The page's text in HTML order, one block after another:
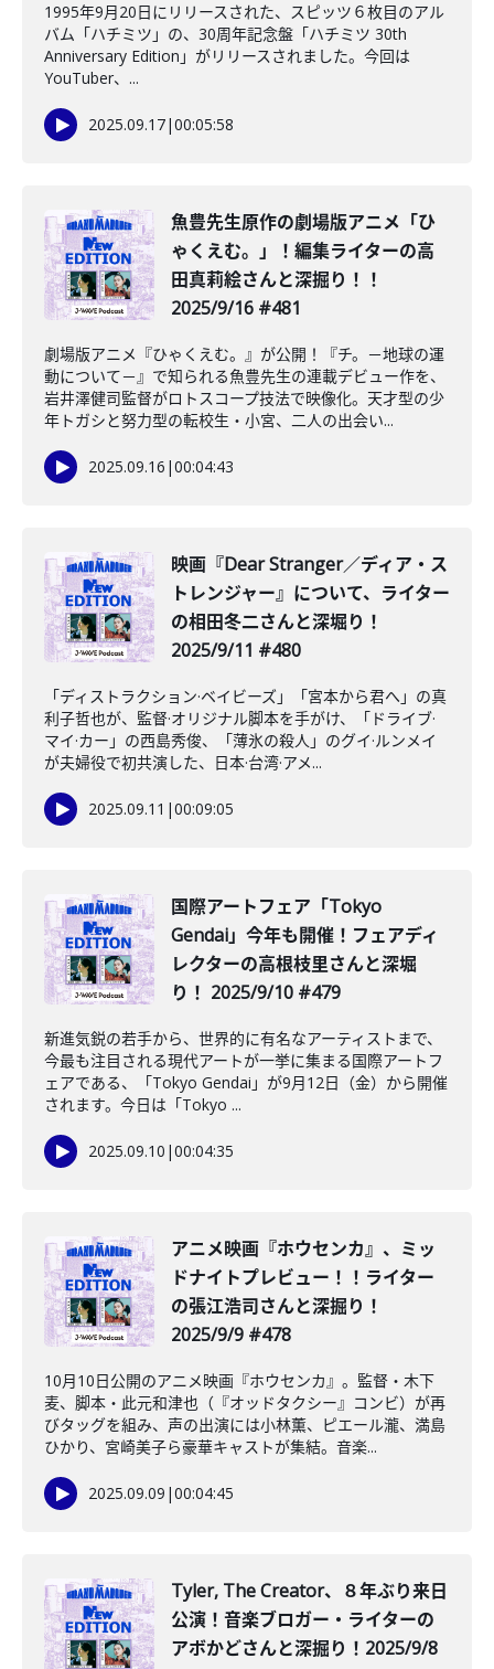
1995年9月20日にリリースされた、スピッツ６枚目のアル
バム「ハチミツ」の、30周年記念盤「ハチミツ 30th
Anniversary Edition」がリリースされました。今回は
YouTuber、...
2025.09.17|00:05:58
魚豊先生原作の劇場版アニメ「ひ
ゃくえむ。」！編集ライターの高
田真莉絵さんと深掘り！！
2025/9/16 #481
劇場版アニメ『ひゃくえむ。』が公開！『チ。－地球の運
動について－』で知られる魚豊先生の連載デビュー作を、
岩井澤健司監督がロトスコープ技法で映像化。天才型の少
年トガシと努力型の転校生・小宮、二人の出会い...
2025.09.16 |00:04:43
映画『Dear Stranger／ディア・ス
トレンジャー』について、ライター
の相田冬二さんと深堀り！
2025/9/11 #480
「ディストラクション·ベイビーズ」「宮本から君へ」の真
利子哲也が、監督·オリジナル脚本を手がけ、「ドライブ·
マイ·カー」の西島秀俊、「薄氷の殺人」のグイ·ルンメイ
が夫婦役で初共演した、日本·台湾·アメ...
2025.09.11 |00:09:05
国際アートフェア「Tokyo
Gendai」今年も開催！フェアディ
レクターの高根枝里さんと深堀
り！ 2025/9/10 #479
新進気鋭の若手から、世界的に有名なアーティストまで、
今最も注目される現代アートが一挙に集まる国際アートフ
ェアである、「Tokyo Gendai」が9月12日（金）から開催
されます。今日は「Tokyo ...
2025.09.10 |00:04:35
アニメ映画『ホウセンカ』、ミッ
ドナイトプレビュー！！ライター
の張江浩司さんと深掘り！
2025/9/9 #478
10月10日公開のアニメ映画『ホウセンカ』。監督・木下
麦、脚本・此元和津也（『オッドタクシー』コンビ）が再
びタッグを組み、声の出演には小林薫、ピエール瀧、満島
ひかり、宮崎美子ら豪華キャストが集結。音楽...
2025.09.09 |00:04:45
Tyler, The Creator、８年ぶり来日
公演！音楽ブロガー・ライターの
アボかどさんと深掘り！2025/9/8